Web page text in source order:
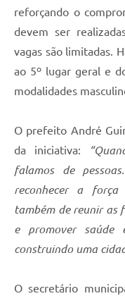
reforçando o
devem ser
vagas são limitadas.
ao 5º lugar geral e
modalidades
O prefeito André
da iniciativa:
falamos de
reconhecer a
também de reunir as
e promover saúde
construindo uma
O secretário